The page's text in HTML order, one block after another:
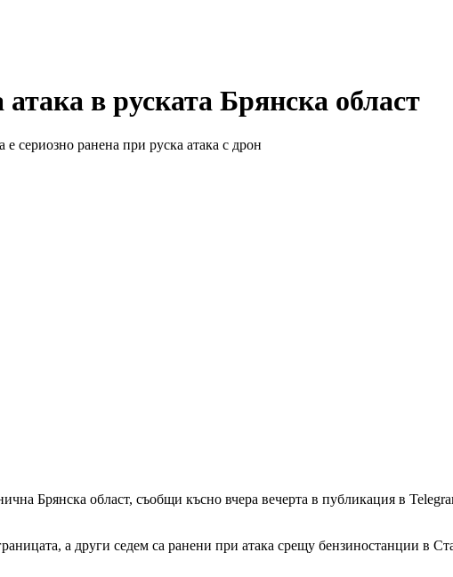
в руската Брянска област
сериозно ранена при руска атака с дрон
Брянска област, съобщи късно вчера вечерта в публикация в
а други седем са ранени при атака срещу бензиностанции в